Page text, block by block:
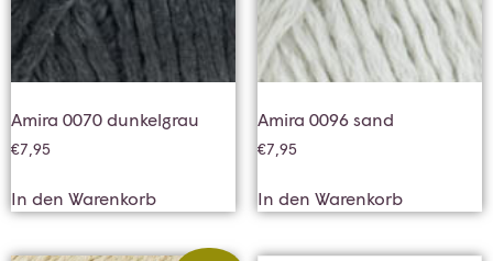
Amira 0070 dunkelgrau
€7,95
In den Warenkorb
Amira 0096 sand
€7,95
In den Warenkorb